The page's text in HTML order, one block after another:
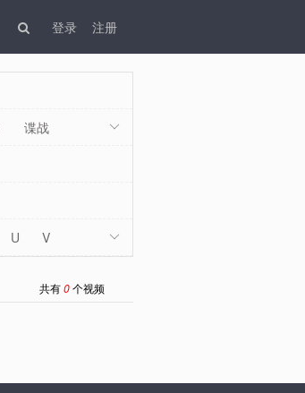
登录 注册
谍战

U V 
共有0个视频